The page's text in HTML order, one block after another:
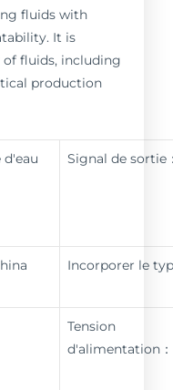
fluids with
It is
fluids, including
production
Signal de sortie
Incorporer le
Tension
d'alimentation：